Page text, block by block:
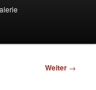
Weiter →